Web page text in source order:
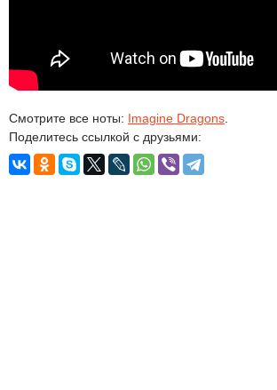
Смотрите все ноты: Imagine Dragons
Поделитесь ссылкой с друзьями: